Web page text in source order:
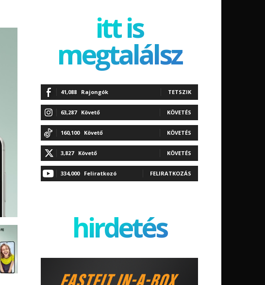
itt is
megtalálsz
41,088 Rajongók TETSZIK
63,287 Követő KÖVETÉS
160,100 Követő KÖVETÉS
3,827 Követő KÖVETÉS
334,000 Feliratkozó FELIRATKOZÁS
hirdetés